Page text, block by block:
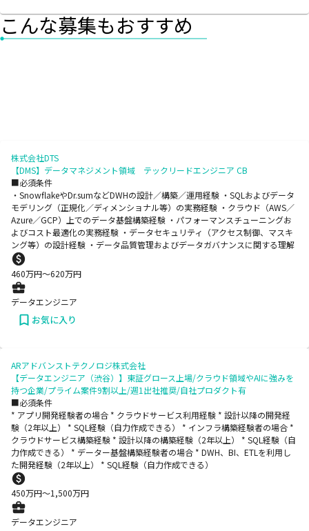
こんな募集もおすすめ
株式会社DTS
【DMS】データマネジメント領域 テックリードエンジニア CB
■必須条件
・SnowflakeやDr.sumなどDWHの設計／構築／運用経験 ・SQLおよびデータ
モデリング（正規化／ディメンショナル等）の実務経験 ・クラウド（AWS／
Azure／GCP）上でのデータ基盤構築経験 ・パフォーマンスチューニングお
よびコスト最適化の実務経験 ・データセキュリティ（アクセス制御、マスキ
ング等）の設計経験 ・データ品質管理およびデータガバナンスに関する理解
460万円〜620万円
データエンジニア
お気に入り
ARアドバンストテクノロジ株式会社
【データエンジニア（渋谷）】東証グロース上場/クラウド領域やAIに強みを
持つ企業/プライム案件9割以上/週1出社推奨/自社プロダクト有
■必須条件
* アプリ開発経験者の場合 * クラウドサービス利用経験 * 設計以降の開発経
験（2年以上） * SQL経験（自力作成できる） * インフラ構築経験者の場合 *
クラウドサービス構築経験 * 設計以降の構築経験（2年以上） * SQL経験（自
力作成できる） * データー基盤構築経験者の場合 * DWH、BI、ETLを利用し
た開発経験（2年以上） * SQL経験（自力作成できる）
450万円〜1,500万円
データエンジニア